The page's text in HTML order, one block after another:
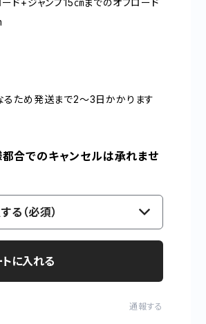
ため発送まで2～3日かかります
合でのキャンセルは承れませ
る（必須）
に入れる
通報する